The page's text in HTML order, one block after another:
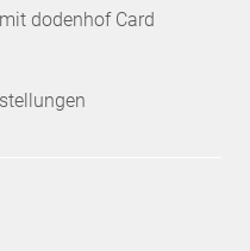
dodenhof Card